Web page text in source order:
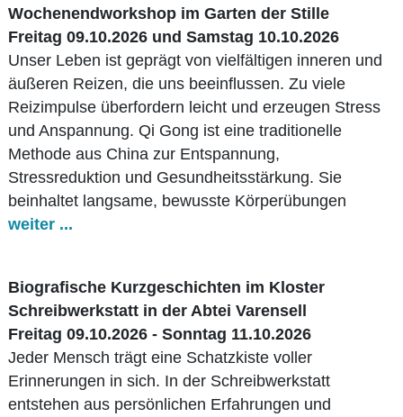
Wochenendworkshop im Garten der Stille
Freitag 09.10.2026 und Samstag 10.10.2026
Unser Leben ist geprägt von vielfältigen inneren und
äußeren Reizen, die uns beeinflussen. Zu viele
Reizimpulse überfordern leicht und erzeugen Stress
und Anspannung. Qi Gong ist eine traditionelle
Methode aus China zur Entspannung,
Stressreduktion und Gesundheitsstärkung. Sie
beinhaltet langsame, bewusste Körperübungen
weiter ...
Biografische Kurzgeschichten im Kloster
Schreibwerkstatt in der Abtei Varensell
Freitag 09.10.2026 - Sonntag 11.10.2026
Jeder Mensch trägt eine Schatzkiste voller
Erinnerungen in sich. In der Schreibwerkstatt
entstehen aus persönlichen Erfahrungen und